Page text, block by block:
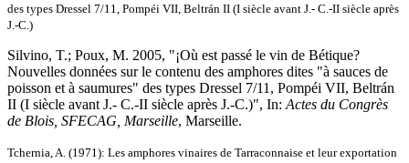
des types Dressel 7/11, Pompéi VII, Beltrán II (I siècle avant J.- C.-II siècle après
J.-C.)
Silvino, T.; Poux, M. 2005, "¡Où est passé le vin de Bétique?
Nouvelles données sur le contenu des amphores dites "à sauces de
poisson et à saumures" des types Dressel 7/11, Pompéi VII, Beltrán
II (I siècle avant J.- C.-II siècle après J.-C.)", In: Actes du Congrès
de Blois, SFECAG, Marseille, Marseille.
Tchernia, A. (1971): Les amphores vinaires de Tarraconnaise et leur exportation